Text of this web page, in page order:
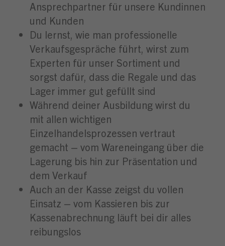
Ansprechpartner für unsere Kundinnen
und Kunden
Du lernst, wie man professionelle
Verkaufsgespräche führt, wirst zum
Experten für unser Sortiment und
sorgst dafür, dass die Regale und das
Lager immer gut gefüllt sind
Während deiner Ausbildung wirst du
mit allen wichtigen
Einzelhandelsprozessen vertraut
gemacht – vom Wareneingang über die
Lagerung bis hin zur Präsentation und
dem Verkauf
Auch an der Kasse zeigst du vollen
Einsatz – vom Kassieren bis zur
Kassenabrechnung läuft bei dir alles
reibungslos